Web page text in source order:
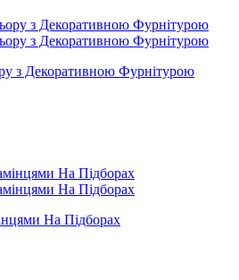
з Декоративною Фурнітурою
На Підборах